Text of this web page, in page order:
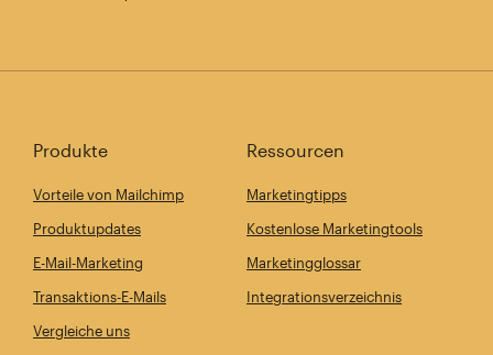
Produkte
Vorteile von Mailchimp
Produktupdates
E-Mail-Marketing
Transaktions-E-Mails
Vergleiche uns
Ressourcen
Marketingtipps
Kostenlose Marketingtools
Marketingglossar
Integrationsverzeichnis